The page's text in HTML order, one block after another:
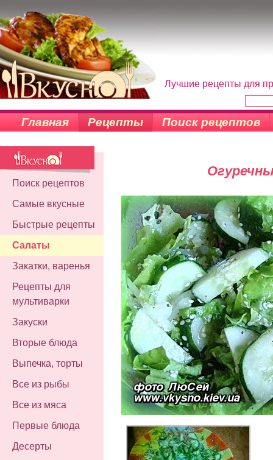
Лучшие рецепты для
Главная Рецепты Поиск рецептов
Поиск рецептов
Самые вкусные
Быстрые рецепты
Салаты
Закатки, варенья
Рецепты для
мультиварки
Закуски
Вторые блюда
Выпечка, торты
Все из рыбы
Все из мяса
Первые блюда
Десерты